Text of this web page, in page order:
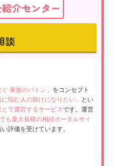
介センター
談
ぐ 家族のバトン」 をコンセプト
に悩む人の助けになりたい」
とい
とで運営するサービスです。運営
も最大規模の相続ポータルサイ
評価を受けています。